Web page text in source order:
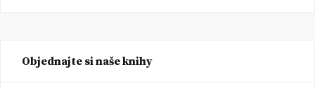
Objednajte si naše knihy